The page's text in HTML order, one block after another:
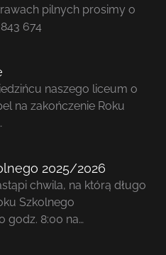
pilnych prosimy o
674
naszego liceum o
na zakończenie Roku
2025/2026
chwila, na którą długo
Szkolnego
godz. 8:00 na…